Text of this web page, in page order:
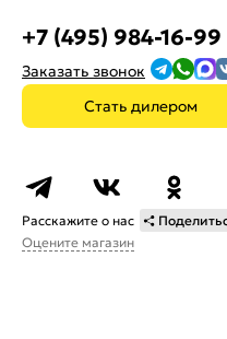
+7 (495) 984-16-99
Заказать звонок
Стать дилером
Расскажите о нас
Оцените магазин